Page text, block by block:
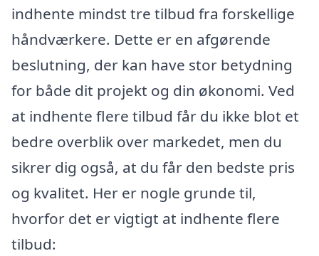
indhente mindst tre tilbud fra forskellige
håndværkere. Dette er en afgørende
beslutning, der kan have stor betydning
for både dit projekt og din økonomi. Ved
at indhente flere tilbud får du ikke blot et
bedre overblik over markedet, men du
sikrer dig også, at du får den bedste pris
og kvalitet. Her er nogle grunde til,
hvorfor det er vigtigt at indhente flere
tilbud: